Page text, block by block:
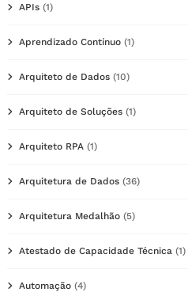
APIs (1)
Aprendizado Contínuo (1)
Arquiteto de Dados (10)
Arquiteto de Soluções (1)
Arquiteto RPA (1)
Arquitetura de Dados (36)
Arquitetura Medalhão (5)
Atestado de Capacidade Técnica (1)
Automação (4)